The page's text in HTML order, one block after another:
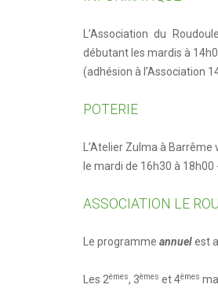
Reflets 2019
Reflets 2018
Reflets 2016
L’Association du
débutant les mardis à
(adhésion à l’Association
POTERIE
L’Atelier Zulma à
le mardi de 16h30 à
ASSOCIATION LE
Le programme annuelest
Les 2èmes, 3èmes et 4èmes